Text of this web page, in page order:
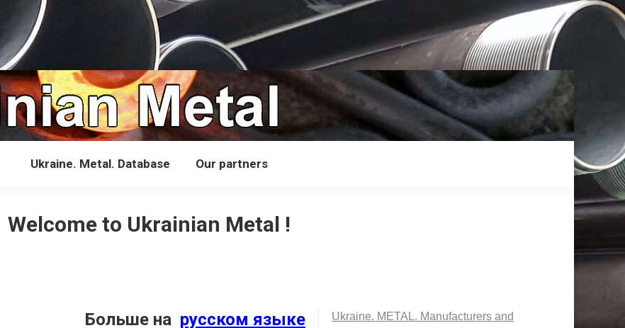
Ukraine. Metal. Database Our partners
Welcome to Ukrainian Metal !
Больше на русском языке
Ukraine. METAL. Manufacturers and